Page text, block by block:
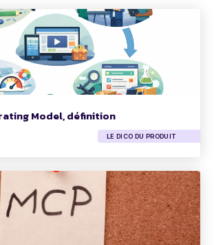
Model, définition
LE DICO DU PRODUIT